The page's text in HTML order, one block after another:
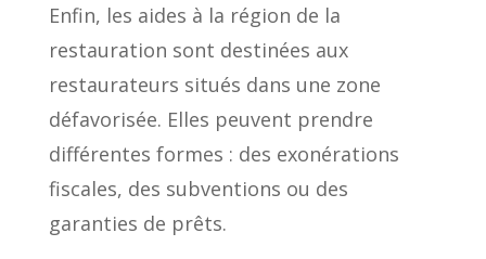
Enfin, les aides à la région de la
restauration sont destinées aux
restaurateurs situés dans une zone
défavorisée. Elles peuvent prendre
différentes formes : des exonérations
fiscales, des subventions ou des
garanties de prêts.